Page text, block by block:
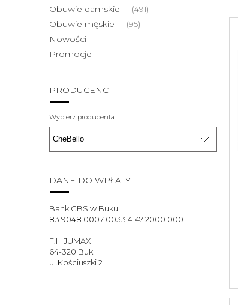
Obuwie damskie (491)
Obuwie męskie (95)
Nowości
Promocje
PRODUCENCI
Wybierz producenta
DANE DO WPŁATY
Bank GBS w Buku
83 9048 0007 0033 4147 2000 0001
F.H JUMAX
64-320 Buk
ul.Kościuszki 2